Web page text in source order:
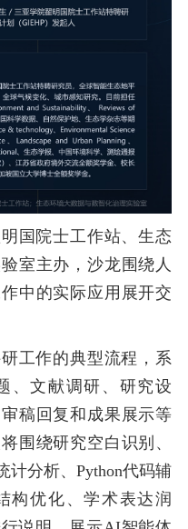
国院士工作站、生态
室主办，沙龙 围绕人
中的实际应用展开交
作的典型流程，系
、文献调研、研究设
稿回复和成果展示等
围绕研究空白识别、
分析、 Python代码辅
构优化、学术表达润